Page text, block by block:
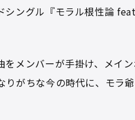
シングル『モラル根性論
メンバーが手掛け、メイ
がちな今の時代に、モラ